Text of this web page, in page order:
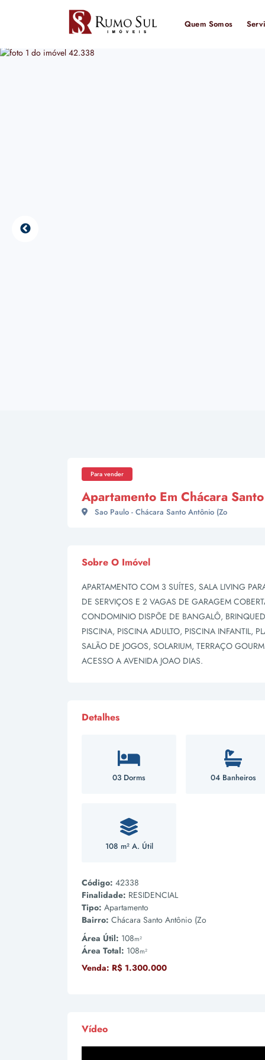
Quem Somos
Para vender
Apartamento Em Chácara
Sao Paulo - Chácara Santo Antônio (Zo
Sobre O Imóvel
APARTAMENTO COM 3 SUÍTES, SALA LIVING
DE SERVIÇOS E 2 VAGAS DE GARAGEM
CONDOMINIO DISPÕE DE BANGALÔ,
PISCINA, PISCINA ADULTO, PISCINA INFANTIL,
SALÃO DE JOGOS, SOLARIUM, TERRAÇO
ACESSO A AVENIDA JOAO DIAS.
Detalhes
03 Dorms 04 Banheiros
108 m² A. Útil
Código: 42338
Finalidade: RESIDENCIAL
Tipo: Apartamento
Bairro: Chácara Santo Antônio (Zo
Área Útil: 108m²
Área Total: 108m²
Venda: R$ 1.300.000
Vídeo